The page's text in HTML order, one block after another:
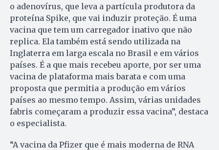
o adenovírus, que leva a partícula produtora da
proteína Spike, que vai induzir proteção. É uma
vacina que tem um carregador inativo que não
replica. Ela também está sendo utilizada na
Inglaterra em larga escala no Brasil e em vários
países. É a que mais recebeu aporte, por ser uma
vacina de plataforma mais barata e com uma
proposta que permitia a produção em vários
países ao mesmo tempo. Assim, várias unidades
fabris começaram a produzir essa vacina”, destaca
o especialista.
“A vacina da Pfizer que é mais moderna de RNA